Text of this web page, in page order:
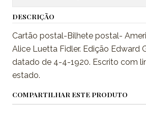
DESCRIÇÃO
Cartão postal-Bilhete postal-
Alice Luetta Fidler. Edição Edward
datado de 4-4-1920. Escrito com
estado.
COMPARTILHAR ESTE PRODUTO